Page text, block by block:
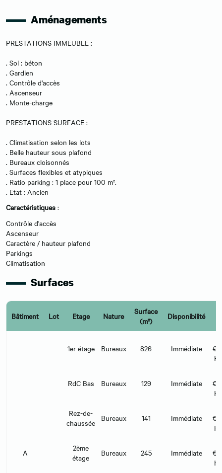
Aménagements
PRESTATIONS IMMEUBLE :
. Sol : béton
. Gardien
. Contrôle d'accès
. Ascenseur
. Monte-charge
PRESTATIONS SURFACE :
. Climatisation selon les lots
. Belle hauteur sous plafond
. Bureaux cloisonnés
. Surfaces flexibles et atypiques
. Ratio parking : 1 place pour 100 m².
. Etat : Ancien
Caractéristiques :
Contrôle d'accès
Ascenseur
Caractère / hauteur plafond
Parkings
Climatisation
Surfaces
Bâtiment Lot Etage Nature
Surface
(m²)
Disponibilité
1er étage Bureaux 826 Immédiate
€/
RdC Bas Bureaux 129 Immédiate
€/
Rez-de-
chaussée
Bureaux 141 Immédiate
€/
A
2ème
étage
Bureaux 245 Immédiate
€/